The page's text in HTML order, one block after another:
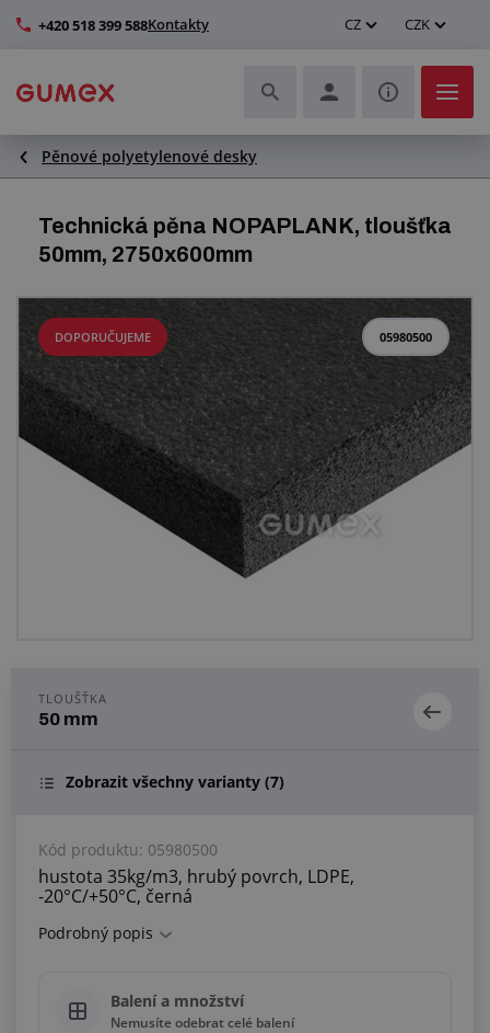
+420 518 399 588Kontakty CZ CZK
Hadice a jejich kompletace
Profily a výroba těsnění
Dopravníkové pásy a montáž
Zlepšení pracovního prostředí
Další pryžové a plastové výrobky
Centrum poptávek
Pěnové polyetylenové desky
Technická pěna NOPAPLANK, tloušťka
50mm, 2750x600mm
05980500
DOPORUČUJEME
TLOUŠŤKA
50 mm
Zobrazit všechny varianty (7)
Kód produktu: 05980500
hustota 35kg/m3, hrubý povrch, LDPE,
-20°C/+50°C, černá
Podrobný popis
Balení a množství
Nemusíte odebrat celé balení